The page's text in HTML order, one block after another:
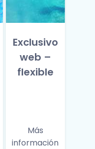
Exclusivo
web –
flexible
Más
información